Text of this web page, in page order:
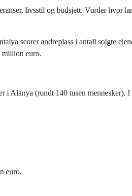
livsstil og budsjett. Vurder hvor
scorer andreplass i antall solgte
million euro.
Alanya (rundt 140 tusen
euro.